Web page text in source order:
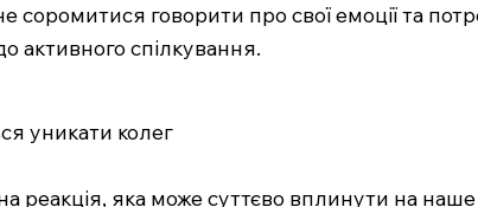
говорити про свої емоції та
активного спілкування.
уникати колег
реакція, яка може суттєво вплинути на